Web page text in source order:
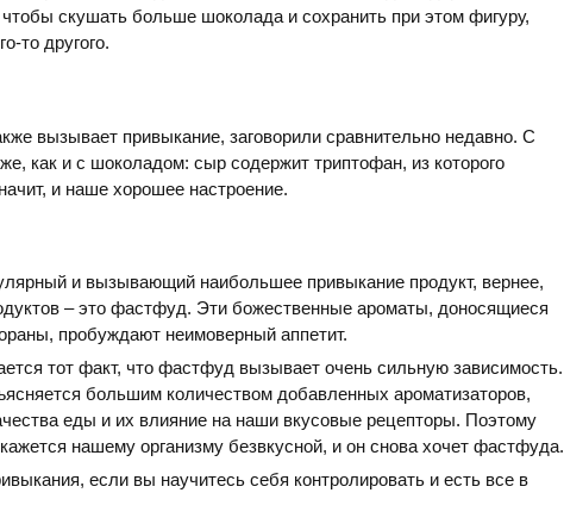
скушать больше шоколада и сохранить при этом фигуру,
то другого.
вызывает привыкание, заговорили сравнительно недавно. С
как и с шоколадом: сыр содержит триптофан, из которого
и наше хорошее настроение.
и вызывающий наибольшее привыкание продукт, вернее,
– это фастфуд. Эти божественные ароматы, доносящиеся
пробуждают неимоверный аппетит.
тот факт, что фастфуд вызывает очень сильную зависимость.
большим количеством добавленных ароматизаторов,
еды и их влияние на наши вкусовые рецепторы. Поэтому
нашему организму безвкусной, и он снова хочет фастфуда.
если вы научитесь себя контролировать и есть все в